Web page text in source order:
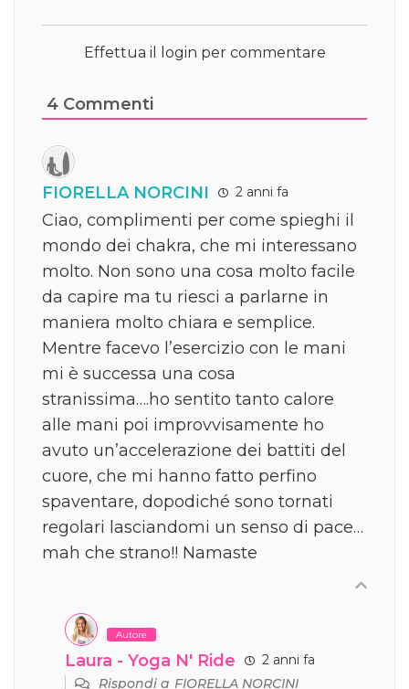
Effettua il login per commentare
4 Commenti
FIORELLA NORCINI 2 anni fa
Ciao, complimenti per come spieghi il
mondo dei chakra, che mi interessano
molto. Non sono una cosa molto facile
da capire ma tu riesci a parlarne in
maniera molto chiara e semplice.
Mentre facevo l’esercizio con le mani
mi è successa una cosa
stranissima….ho sentito tanto calore
alle mani poi improvvisamente ho
avuto un’accelerazione dei battiti del
cuore, che mi hanno fatto perfino
spaventare, dopodiché sono tornati
regolari lasciandomi un senso di pace…
mah che strano!! Namaste
Autore
Laura - Yoga N' Ride
2 anni fa
Rispondi aFIORELLA NORCINI